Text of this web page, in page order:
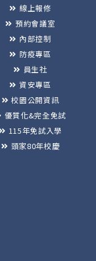
線上報修
預約會議室
內部控制
防疫專區
員生社
資安專區
校園公開資訊
優質化&完全免試
115年免試入學
頭家80年校慶